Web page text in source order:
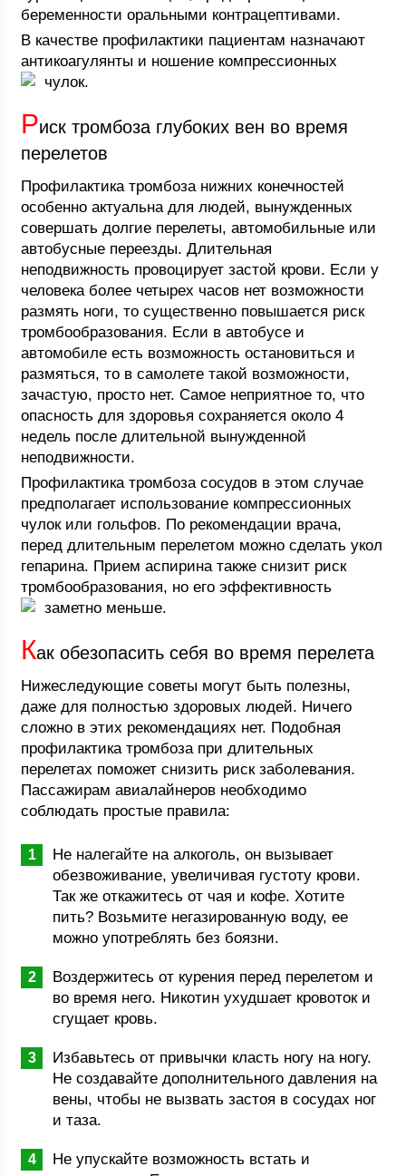
беременности оральными контрацептивами.
В качестве профилактики пациентам назначают
антикоагулянты и ношение компрессионных
чулок.
Риск тромбоза глубоких вен во время
перелетов
Профилактика тромбоза нижних конечностей
особенно актуальна для людей, вынужденных
совершать долгие перелеты, автомобильные или
автобусные переезды. Длительная
неподвижность провоцирует застой крови. Если у
человека более четырех часов нет возможности
размять ноги, то существенно повышается риск
тромбообразования. Если в автобусе и
автомобиле есть возможность остановиться и
размяться, то в самолете такой возможности,
зачастую, просто нет. Самое неприятное то, что
опасность для здоровья сохраняется около 4
недель после длительной вынужденной
неподвижности.
Профилактика тромбоза сосудов в этом случае
предполагает использование компрессионных
чулок или гольфов. По рекомендации врача,
перед длительным перелетом можно сделать укол
гепарина. Прием аспирина также снизит риск
тромбообразования, но его эффективность
заметно меньше.
Как обезопасить себя во время перелета
Нижеследующие советы могут быть полезны,
даже для полностью здоровых людей. Ничего
сложно в этих рекомендациях нет. Подобная
профилактика тромбоза при длительных
перелетах поможет снизить риск заболевания.
Пассажирам авиалайнеров необходимо
соблюдать простые правила:
Не налегайте на алкоголь, он вызывает
обезвоживание, увеличивая густоту крови.
Так же откажитесь от чая и кофе. Хотите
пить? Возьмите негазированную воду, ее
можно употреблять без боязни.
Воздержитесь от курения перед перелетом и
во время него. Никотин ухудшает кровоток и
сгущает кровь.
Избавьтесь от привычки класть ногу на ногу.
Не создавайте дополнительного давления на
вены, чтобы не вызвать застоя в сосудах ног
и таза.
Не упускайте возможность встать и